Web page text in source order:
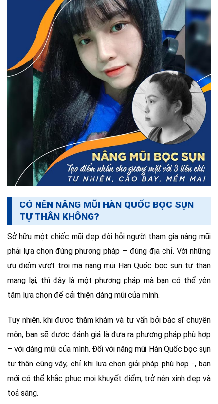
CÓ NÊN NÂNG MŨI HÀN QUỐC BỌC SỤN
TỰ THÂN KHÔNG?
Sở hữu một chiếc mũi đẹp đòi hỏi người tham gia nâng mũi
phải lựa chọn đúng phương pháp – đúng địa chỉ. Với những
ưu điểm vượt trội mà nâng mũi Hàn Quốc bọc sụn tự thân
mang lại, thì đây là một phương pháp mà bạn có thể yên
tâm lựa chọn để cải thiện dáng mũi của mình.
Tuy nhiên, khi được thăm khám và tư vấn bởi bác sĩ chuyên
môn, bạn sẽ được đánh giá là đưa ra phương pháp phù hợp
– với dáng mũi của mình. Đối với nâng mũi Hàn Quốc bọc sụn
tự thân cũng vậy, chỉ khi lựa chọn giải pháp phù hợp -, bạn
mới có thể khắc phục mọi khuyết điểm, trở nên xinh đẹp và
toả sáng.